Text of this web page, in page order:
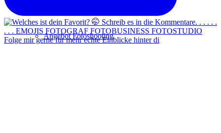
Angebot Fotoshooting
Folge mir gerne für mehr echte Einblicke hinter di